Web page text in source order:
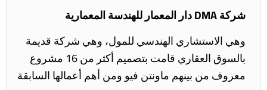
شركة DMA دار المعمار للهندسة المعمارية
وهي الاستشاري الهندسي للمول، وهي شركة قديمة
بالسوق العقاري قامت بتصميم أكثر من 16 مشروع
معروف من بينهم ماونتن فيو ومن أهم أعمالها السابقة